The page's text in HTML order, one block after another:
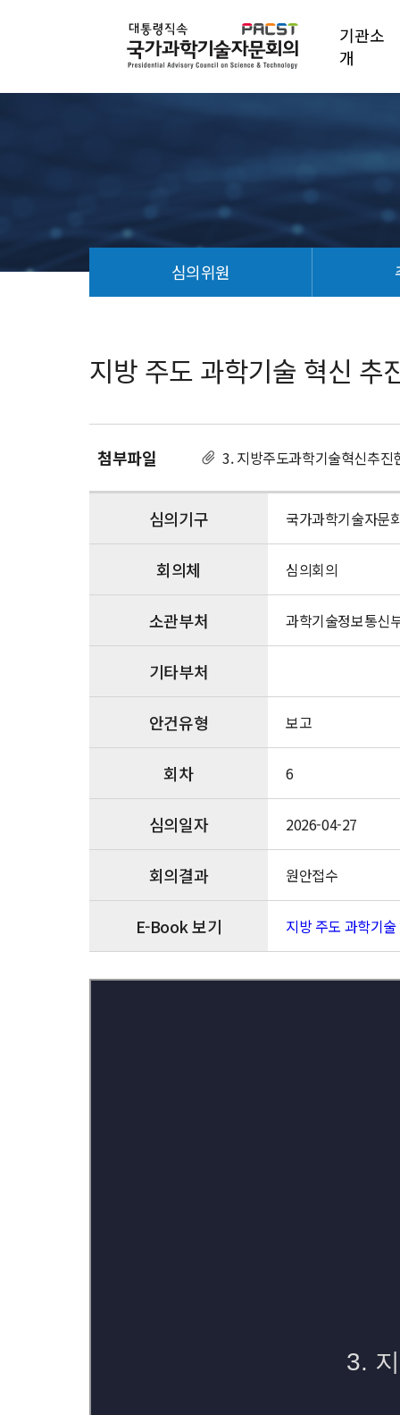
기관소
개
심의위원
도
과
혁
추
황
지방 주도 과학기술 혁신 추
첨부파일 3. 지방주도과학기술혁신추진
심의기구 국가과학기술자문
회의체 심의회의
소관부처 과학기술정보통신
기타부처
안건유형 보고
회차 6
심의일자 2026-04-27
회의결과 원안접수
E-Book 보기 지방 주도 과학기